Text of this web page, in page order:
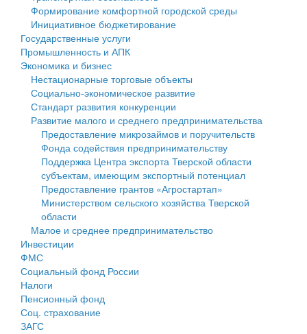
Государственные услуги
Промышленность и АПК
Экономика и бизнес
Символика
Устав
Гостям округа
Туризм
Культура
Образование
Здравоохранение
Социальная защита
Фотоальбом
муниципального округа Тверской области
Администрация Кашинского муниципального округа
Тверской области
Управление сельскими территориями
Открытые данные
Работа с обращениями граждан
Муниципальный контроль
Муниципальные услуги
Проекты административных регламентов
Антимонопольный комплаенс
Противодействие коррупции
Финансовое управление
Бюджет для граждан
Имущество
Выявление правообладателей ранее учтенных
объектов недвижимости
Имущественная поддержка субъектов малого и
среднего предпринимательства
Информационная поддержка субъектов малого и
среднего предпринимательства
Муниципальные программы
Контрольно-счетная палата
Персональные данные
Формирование комфортной городской среды
Инициативное бюджетирование
Государственные услуги
Промышленность и АПК
Экономика и бизнес
Нестационарные торговые объекты
Социально-экономическое развитие
Стандарт развития конкуренции
Развитие малого и среднего предпринимательства
Предоставление микрозаймов и поручительств
Фонда содействия предпринимательству
Поддержка Центра экспорта Тверской области
субъектам, имеющим экспортный потенциал
Предоставление грантов «Агростартап»
Министерством сельского хозяйства Тверской
области
Малое и среднее предпринимательство
Инвестиции
ФМС
Социальный фонд России
Налоги
Пенсионный фонд
Соц. страхование
ЗАГС